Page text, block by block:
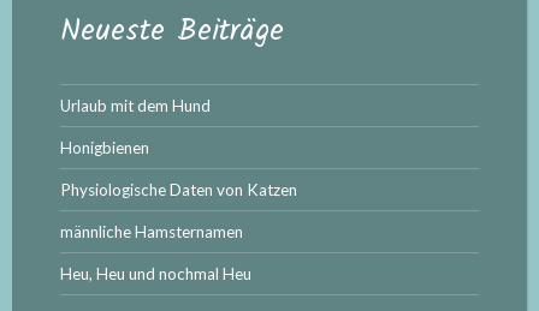
Neueste Beiträge
Urlaub mit dem Hund
Honigbienen
Physiologische Daten von Katzen
männliche Hamsternamen
Heu, Heu und nochmal Heu